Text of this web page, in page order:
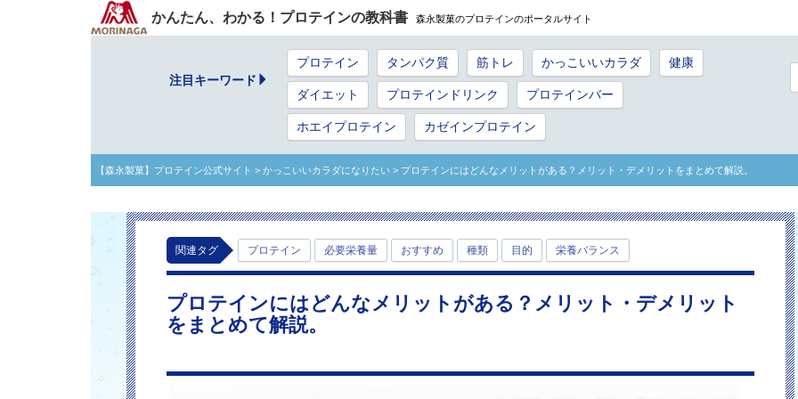
かんたん、わかる！プロテインの教科書 森永製菓のプロテインのポータルサイト
注目キーワード
プロテイン タンパク質 筋トレ かっこいいカラダ 健康
ダイエット プロテインドリンク プロテインバー
ホエイプロテイン カゼインプロテイン
【森永製菓】プロテイン公式サイト > かっこいいカラダになりたい > プロテインにはどんなメリットがある？メリット・デメリットをまとめて解説。
関連タグ プロテイン 必要栄養量 おすすめ 種類 目的 栄養バランス
プロテインにはどんなメリットがある？メリット・デメリット
をまとめて解説。